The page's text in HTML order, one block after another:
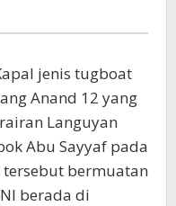
jenis tugboat
Anand 12 yang
Languyan
Abu Sayyaf pada
tersebut bermuatan
berada di